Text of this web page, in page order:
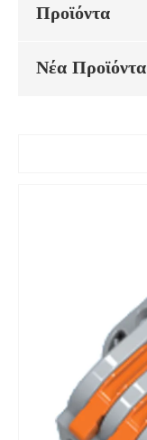
Προϊόντα
Νέα Προϊόντα